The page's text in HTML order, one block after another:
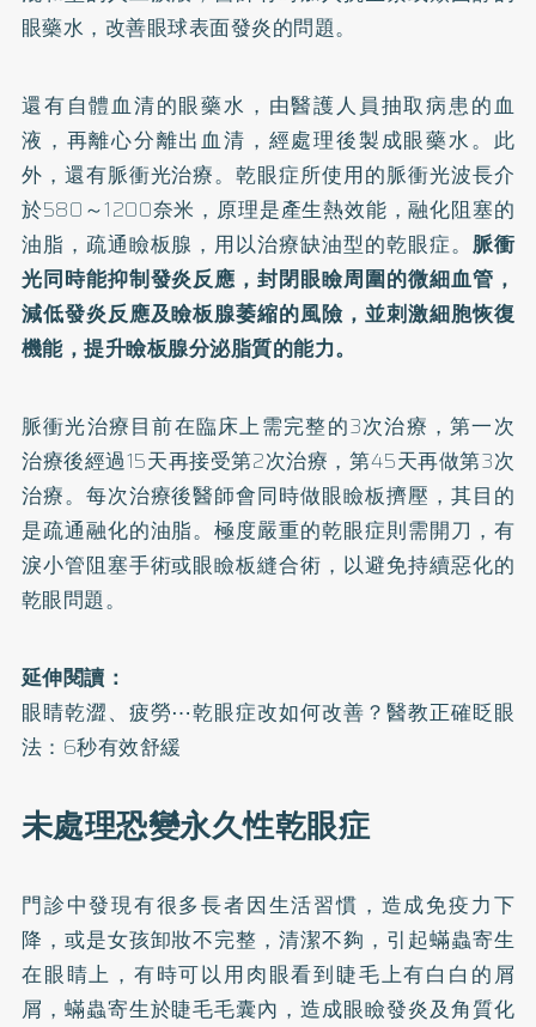
眼藥水，改善眼球表面發炎的問題。
還有自體血清的眼藥水，由醫護人員抽取病患的血
液，再離心分離出血清，經處理後製成眼藥水。此
外，還有脈衝光治療。乾眼症所使用的脈衝光波長介
於580～1200奈米，原理是產生熱效能，融化阻塞的
油脂，疏通瞼板腺，用以治療缺油型的乾眼症。 脈衝
光同時能抑制發炎反應，封閉眼瞼周圍的微細血管，
減低發炎反應及瞼板腺萎縮的風險，並刺激細胞恢復
機能，提升瞼板腺分泌脂質的能力。
脈衝光治療目前在臨床上需完整的3次治療，第一次
治療後經過15天再接受第2次治療，第45天再做第3次
治療。每次治療後醫師會同時做眼瞼板擠壓，其目的
是疏通融化的油脂。極度嚴重的乾眼症則需開刀，有
淚小管阻塞手術或眼瞼板縫合術，以避免持續惡化的
乾眼問題。
延伸閱讀：
眼睛乾澀、疲勞⋯乾眼症改如何改善？醫教正確眨眼
法：6秒有效舒緩
未處理恐變永久性乾眼症
門診中發現有很多長者因生活習慣，造成免疫力下
降，或是女孩卸妝不完整，清潔不夠，引起蟎蟲寄生
在眼睛上，有時可以用肉眼看到睫毛上有白白的屑
屑，蟎蟲寄生於睫毛毛囊內，造成眼瞼發炎及角質化